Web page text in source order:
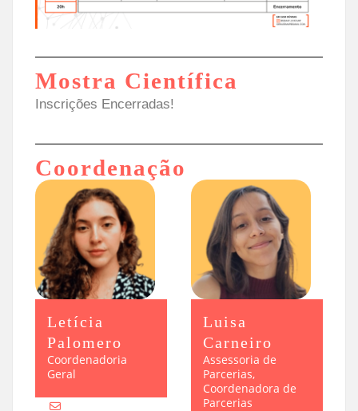
Mostra Científica
Inscrições Encerradas!
Coordenação
Letícia
Palomero
Coordenadoria
Geral
Luisa
Carneiro
Assessoria de
Parcerias,
Coordenadora de
Parcerias